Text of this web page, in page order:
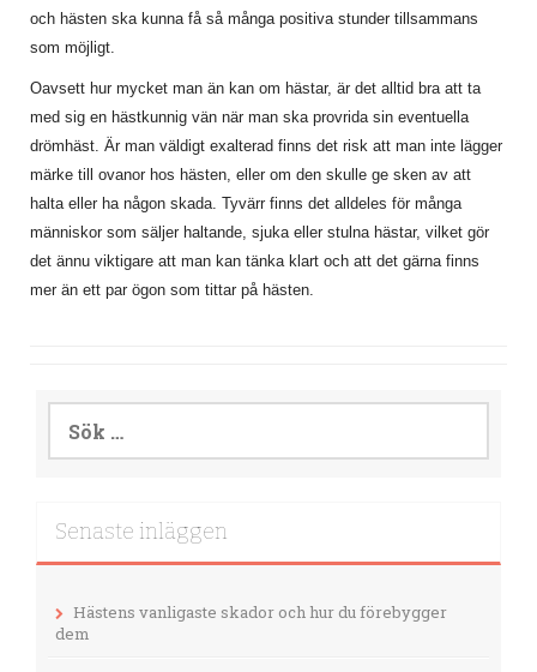
och hästen ska kunna få så många positiva stunder tillsammans
som möjligt.
Oavsett hur mycket man än kan om hästar, är det alltid bra att ta
med sig en hästkunnig vän när man ska provrida sin eventuella
drömhäst. Är man väldigt exalterad finns det risk att man inte lägger
märke till ovanor hos hästen, eller om den skulle ge sken av att
halta eller ha någon skada. Tyvärr finns det alldeles för många
människor som säljer haltande, sjuka eller stulna hästar, vilket gör
det ännu viktigare att man kan tänka klart och att det gärna finns
mer än ett par ögon som tittar på hästen.
Sök
efter:
Senaste inläggen
Hästens vanligaste skador och hur du förebygger
dem